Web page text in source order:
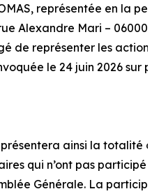
représentée en la
Alexandre Mari – 06000
de représenter les
le 24 juin 2026 sur
ainsi la totalité
qui n’ont pas participé
Générale. La